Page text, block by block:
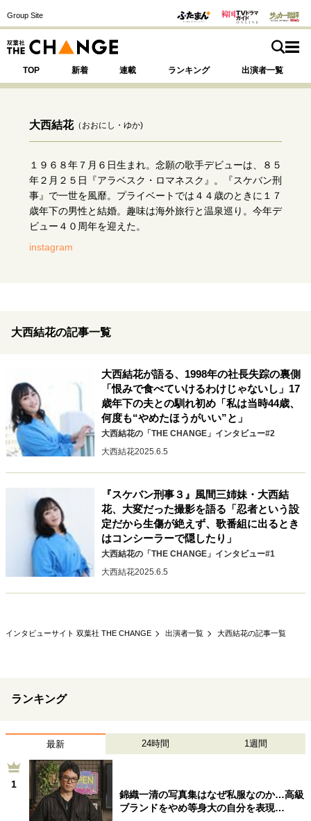
Group Site
TOP 新着 連載 ランキング 出演者一覧
注目の記事テーマで探す
サイトの核・哲学
運命を変えた出会い 決断の裏側
未知への挑戦
セカンドキャリアの描き方
経営・ビジネス
リーダーの流儀 変革の原動力
マインドセット
重圧との向き合い方 一流のルーティン
忘れられない言葉
10代・20代の土台
40代からの景色 50代のリアル
美しさの哲学
私を彩るエッセンス
社会・カルチャー・マネー
地域とつながる/お金との付き合い方
大西結花（おおにし・ゆか)
１９６８年７月６日生まれ。念願の歌手デビューは、８５
年２月２５日『アラベスク・ロマネスク』。『スケバン刑
事』で一世を風靡。プライベートでは４４歳のときに１７
歳年下の男性と結婚。趣味は海外旅行と温泉巡り。今年デ
ビュー４０周年を迎えた。
instagram
大西結花の記事一覧
大西結花が語る、1998年の社長失踪の裏側
「恨みで食べていけるわけじゃないし」17
歳年下の夫との馴れ初め「私は当時44歳、
何度も“やめたほうがいい”と」
大西結花の「THE CHANGE」インタビュー#2
大西結花2025.6.5
『スケバン刑事３』風間三姉妹・大西結
花、大変だった撮影を語る「忍者という設
定だから生傷が絶えず、歌番組に出るとき
はコンシーラーで隠したり」
大西結花の「THE CHANGE」インタビュー#1
大西結花2025.6.5
インタビューサイト 双葉社 THE CHANGE 出演者一覧 大西結花の記事一覧
ランキング
最新 24時間 1週間
1
錦織一清の写真集はなぜ私服なのか…高級
ブランドをやめ等身大の自分を表現…